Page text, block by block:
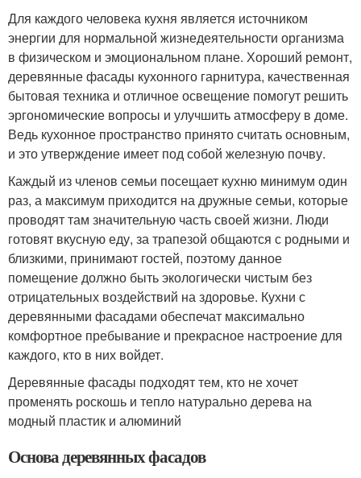
Для каждого человека кухня является источником
энергии для нормальной жизнедеятельности организма
в физическом и эмоциональном плане. Хороший ремонт,
деревянные фасады кухонного гарнитура, качественная
бытовая техника и отличное освещение помогут решить
эргономические вопросы и улучшить атмосферу в доме.
Ведь кухонное пространство принято считать основным,
и это утверждение имеет под собой железную почву.
Каждый из членов семьи посещает кухню минимум один
раз, а максимум приходится на дружные семьи, которые
проводят там значительную часть своей жизни. Люди
готовят вкусную еду, за трапезой общаются с родными и
близкими, принимают гостей, поэтому данное
помещение должно быть экологически чистым без
отрицательных воздействий на здоровье. Кухни с
деревянными фасадами обеспечат максимально
комфортное пребывание и прекрасное настроение для
каждого, кто в них войдет.
Деревянные фасады подходят тем, кто не хочет
променять роскошь и тепло натурально дерева на
модный пластик и алюминий
Основа деревянных фасадов